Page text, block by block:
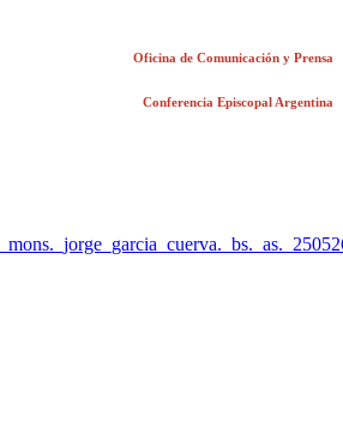
Oficina de Comunicación y Prensa
Conferencia Episcopal Argentina